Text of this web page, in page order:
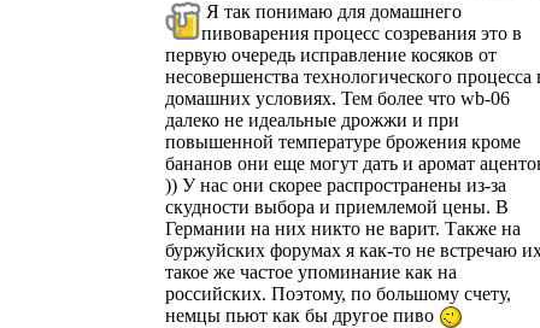
Я так понимаю для домашнего
пивоварения процесс созревания это в
первую очередь исправление косяков от
несовершенства технологического процесса
домашних условиях. Тем более что wb-06
далеко не идеальные дрожжи и при
повышенной температуре брожения кроме
бананов они еще могут дать и аромат
)) У нас они скорее распространены из-за
скудности выбора и приемлемой цены. В
Германии на них никто не варит. Также на
буржуйских форумах я как-то не встречаю
такое же частое упоминание как на
российских. Поэтому, по большому счету,
немцы пьют как бы другое пиво